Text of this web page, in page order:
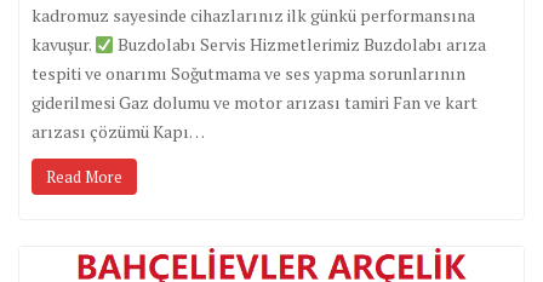
kadromuz sayesinde cihazlarınız ilk günkü performansına
kavuşur.
Buzdolabı Servis Hizmetlerimiz Buzdolabı arıza
tespiti ve onarımı Soğutmama ve ses yapma sorunlarının
giderilmesi Gaz dolumu ve motor arızası tamiri Fan ve kart
arızası çözümü Kapı…
Read More